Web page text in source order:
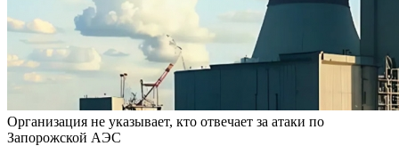
Организация не указывает, кто отвечает за атаки по
Запорожской АЭС